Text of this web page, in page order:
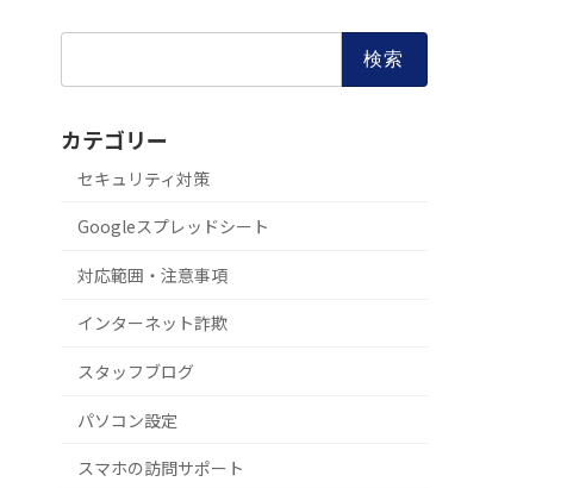
カテゴリー
セキュリティ対策
Googleスプレッドシート
対応範囲・注意事項
インターネット詐欺
スタッフブログ
パソコン設定
スマホの訪問サポート